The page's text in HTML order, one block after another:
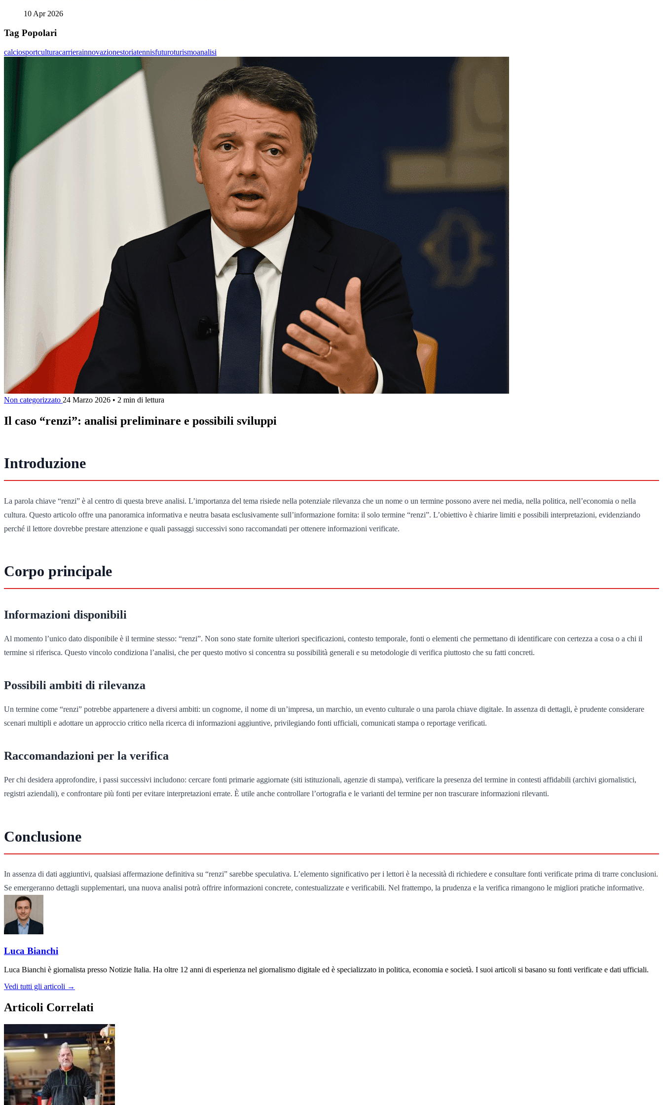
10 Apr 2026
Tag Popolari
calciosportculturacarrierainnovazionestoriatennisfuturoturismoanalisi
Non categorizzato 24 Marzo 2026 • 2 min di lettura
Il caso “renzi”: analisi preliminare e possibili sviluppi
Introduzione
La parola chiave “renzi” è al centro di questa breve analisi. L’importanza del tema risiede nella potenziale rilevanza che un nome o un termine possono avere nei media, nella politica, nell’economia o nella
cultura. Questo articolo offre una panoramica informativa e neutra basata esclusivamente sull’informazione fornita: il solo termine “renzi”. L’obiettivo è chiarire limiti e possibili interpretazioni, evidenziando
perché il lettore dovrebbe prestare attenzione e quali passaggi successivi sono raccomandati per ottenere informazioni verificate.
Corpo principale
Informazioni disponibili
Al momento l’unico dato disponibile è il termine stesso: “renzi”. Non sono state fornite ulteriori specificazioni, contesto temporale, fonti o elementi che permettano di identificare con certezza a cosa o a chi il
termine si riferisca. Questo vincolo condiziona l’analisi, che per questo motivo si concentra su possibilità generali e su metodologie di verifica piuttosto che su fatti concreti.
Possibili ambiti di rilevanza
Un termine come “renzi” potrebbe appartenere a diversi ambiti: un cognome, il nome di un’impresa, un marchio, un evento culturale o una parola chiave digitale. In assenza di dettagli, è prudente considerare
scenari multipli e adottare un approccio critico nella ricerca di informazioni aggiuntive, privilegiando fonti ufficiali, comunicati stampa o reportage verificati.
Raccomandazioni per la verifica
Per chi desidera approfondire, i passi successivi includono: cercare fonti primarie aggiornate (siti istituzionali, agenzie di stampa), verificare la presenza del termine in contesti affidabili (archivi giornalistici,
registri aziendali), e confrontare più fonti per evitare interpretazioni errate. È utile anche controllare l’ortografia e le varianti del termine per non trascurare informazioni rilevanti.
Conclusione
In assenza di dati aggiuntivi, qualsiasi affermazione definitiva su “renzi” sarebbe speculativa. L’elemento significativo per i lettori è la necessità di richiedere e consultare fonti verificate prima di trarre conclusioni.
Se emergeranno dettagli supplementari, una nuova analisi potrà offrire informazioni concrete, contestualizzate e verificabili. Nel frattempo, la prudenza e la verifica rimangono le migliori pratiche informative.
Luca Bianchi
Luca Bianchi è giornalista presso Notizie Italia. Ha oltre 12 anni di esperienza nel giornalismo digitale ed è specializzato in politica, economia e società. I suoi articoli si basano su fonti verificate e dati ufficiali.
Vedi tutti gli articoli →
Articoli Correlati